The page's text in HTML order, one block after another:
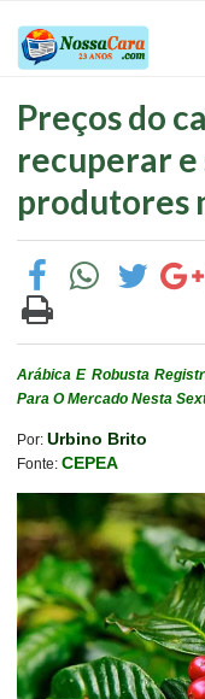
Preços do
recuperar
produtores
Arábica E Robusta
Para O Mercado Nesta
Por: Urbino Brito
Fonte: CEPEA